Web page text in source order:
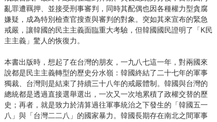
亂罪遭羈押、並接受刑事審判，同時其配偶也因各種權力型貪腐
嫌疑，成為特別檢查官搜查與審判的對象。突如其來宣布的緊急
戒嚴，讓韓國的民主主義面臨重大考驗，但韓國國民證明了「K民
主主義」驚人的恢復力。
本書出版時，想起了在台灣的朋友，一九八七這一年，對兩國來
說都是民主主義轉型的歷史分水嶺：韓國終結了二十七年的軍事
獨裁、台灣則是結束了持續三十八年的戒嚴體制。韓國與台灣的
總統都是透過直接選舉選出，一次又一次地累積了政權交替的歷
史；再者，就是致力於清算過往軍事統治之下發生的「韓國五一
八」與「台灣二二八」的國家暴力。韓國長期存在南北之間軍事